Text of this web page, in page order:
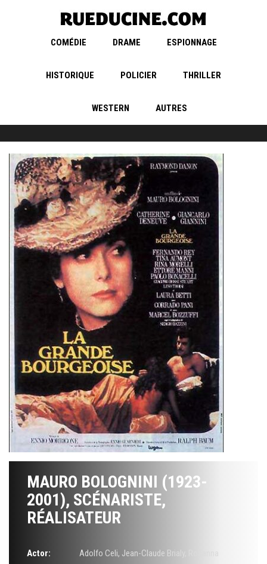
COMÉDIE DRAME ESPIONNAGE
HISTORIQUE POLICIER THRILLER
WESTERN AUTRES
MAURO BOLOGNINI (1923-
2001), SCÉNARISTE,
RÉALISATEUR
Actor: Adolfo Celi, Jean-Claude Brialy